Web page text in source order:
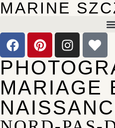
MARINE
MARIAGE